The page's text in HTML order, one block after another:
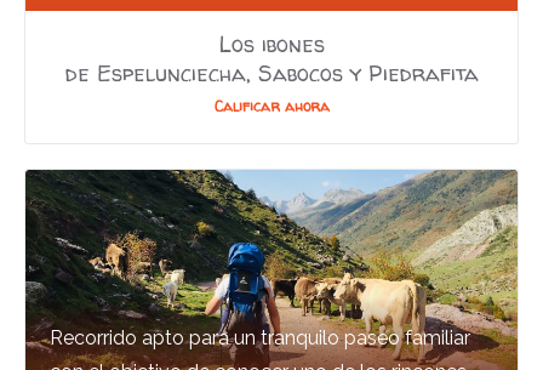
Los ibones
de Espelunciecha, Sabocos y Piedrafita
Calificar ahora
Recorrido apto para un tranquilo paseo familiar